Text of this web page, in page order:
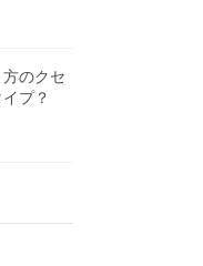
のクセ
プ？